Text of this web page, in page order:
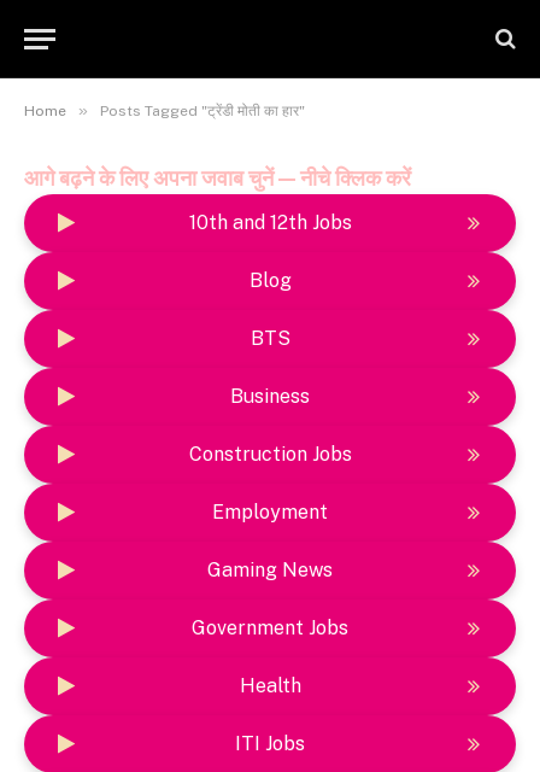
Home » Posts Tagged "ट्रेंडी मोती का हार"
आगे बढ़ने के लिए अपना जवाब चुनें — नीचे क्लिक करें
10th and 12th Jobs
Blog
BTS
Business
Construction Jobs
Employment
Gaming News
Government Jobs
Health
ITI Jobs